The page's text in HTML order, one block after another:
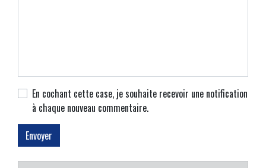
En cochant cette case, je souhaite recevoir une notification
à chaque nouveau commentaire.